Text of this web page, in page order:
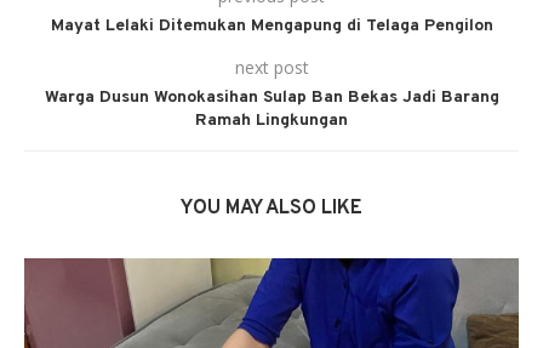
Mayat Lelaki Ditemukan Mengapung di Telaga Pengilon
next post
Warga Dusun Wonokasihan Sulap Ban Bekas Jadi Barang
Ramah Lingkungan
YOU MAY ALSO LIKE